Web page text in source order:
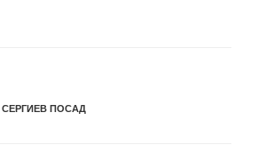
СЕРГИЕВ ПОСАД